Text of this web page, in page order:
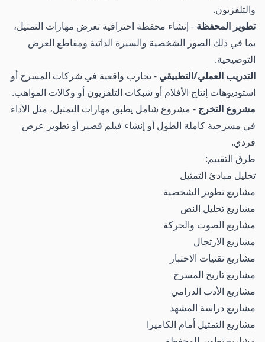
والتلفزيون.
تطوير المحفظة - إنشاء محفظة احترافية تعرض مهارات التمثيل،
بما في ذلك الصور الشخصية والسيرة الذاتية ومقاطع العرض
التوضيحية.
التدريب العملي/التطبيقي - تجارب واقعية في شركات المسرح أو
استوديوهات إنتاج الأفلام أو شبكات التلفزيون أو وكالات المواهب.
مشروع التخرج - مشروع شامل يطبق مهارات التمثيل، مثل الأداء
في مسرحية كاملة الطول أو إنشاء فيلم قصير أو تطوير عرض
فردي.
طرق التقييم:
تحليل مبادئ التمثيل
مشاريع تطوير الشخصية
مشاريع تحليل النص
مشاريع الصوت والحركة
مشاريع الارتجال
مشاريع تقنيات الاختبار
مشاريع تاريخ المسرح
مشاريع الأدب الدرامي
مشاريع دراسة المشهد
مشاريع التمثيل أمام الكاميرا